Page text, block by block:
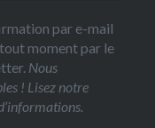
par e-mail
moment par le
Nous
! Lisez notre